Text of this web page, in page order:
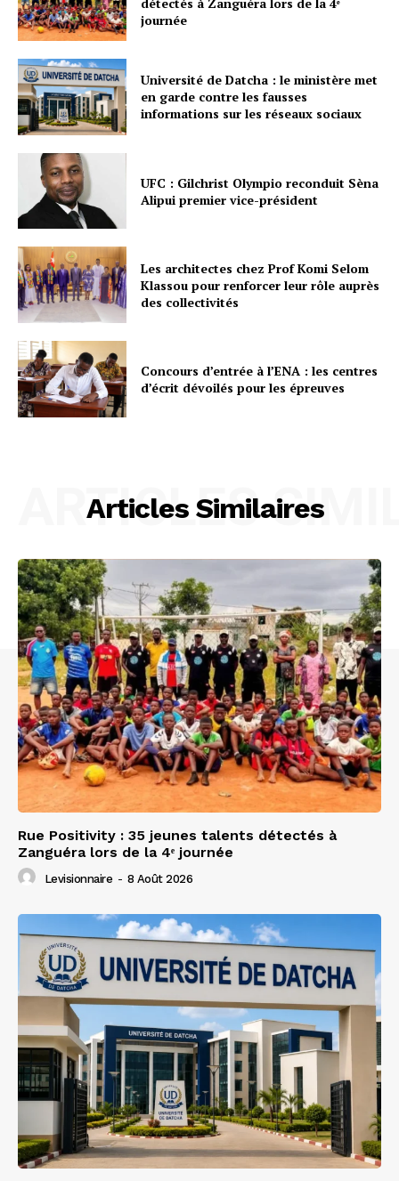
journée
Université de Datcha : le ministère met
en garde contre les fausses
informations sur les réseaux sociaux
UFC : Gilchrist Olympio reconduit Sèna
Alipui premier vice-président
Les architectes chez Prof Komi Selom
Klassou pour renforcer leur rôle auprès
des collectivités
Concours d’entrée à l’ENA : les centres
d’écrit dévoilés pour les épreuves
Articles Similaires
ARTICLES
Rue Positivity : 35 jeunes talents détectés à
Zanguéra lors de la 4ᵉ journée
Levisionnaire - 8 Août 2026